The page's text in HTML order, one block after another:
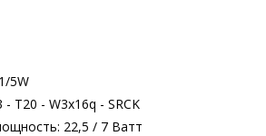
5W
- T20 - W3x16q - SRCK
22,5 / 7 Ватт